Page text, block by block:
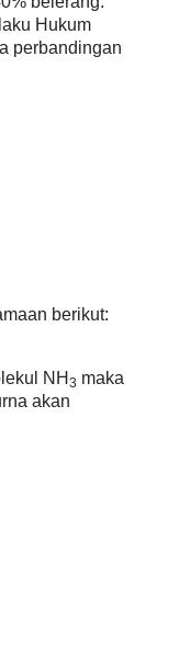
Hukum
perbandingan
berikut:
NH3 maka
akan